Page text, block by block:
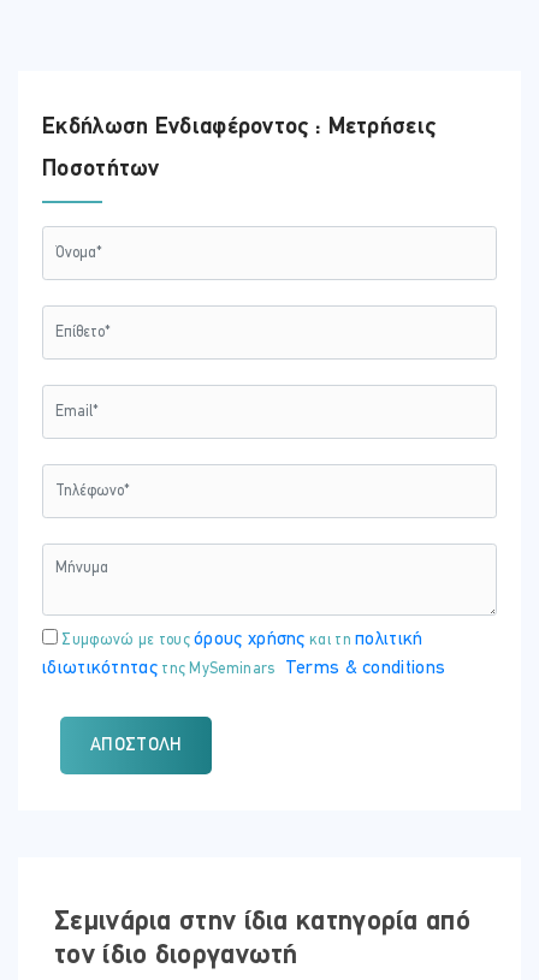
Εκδήλωση Ενδιαφέροντος : Μετρήσεις
Ποσοτήτων
Συμφωνώ με τουςόρους χρήσης και τη πολιτική
ιδιωτικότηταςτης MySeminars Terms & conditions
ΑΠΟΣΤΟΛΉ
Σεμινάρια στην ίδια κατηγορία από
τον ίδιο διοργανωτή